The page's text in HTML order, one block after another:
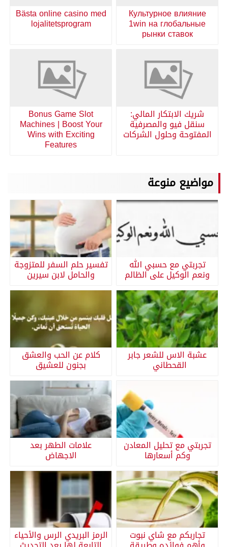
Культурное влияние
1win на глобальные
рынки ставок
Bästa online casino med
lojalitetsprogram
شريك الابتكار المالي:
سنقل فيو والمصرفية
المفتوحة وحلول الشركات
Bonus Game Slot
Machines | Boost Your
Wins with Exciting
Features
مواضيع منوعة
تجربتي مع حسبي الله
ونعم الوكيل على الظالم
تفسير حلم السفر للمتزوجة
والحامل لابن سيرين
عشبة الاس للشعر جابر
القحطاني
كلام عن الحب والعشق
بجنون للعشيق
تجربتي مع تحليل المعادن
وكم أسعارها
علامات الطهر بعد
الاجهاض
تجاربكم مع شاي نبوت الرمز البريدي الرس والأحياء